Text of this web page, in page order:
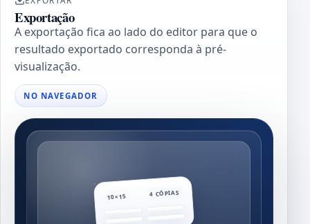
Exportação
A exportação fica ao lado do editor para que o
resultado exportado corresponda à pré-
visualização.
NO NAVEGADOR
10×15 4 CÓPIAS